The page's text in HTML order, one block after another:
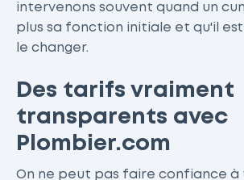
intervenons souvent quand un
plus sa fonction initiale et qu'il
le changer.
Des tarifs vraiment
transparents avec
Plombier.com
On ne peut pas faire confiance à